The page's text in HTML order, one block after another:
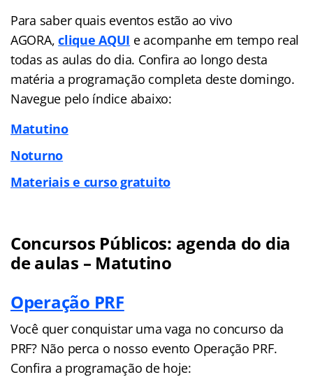
Para saber quais eventos estão ao vivo
AGORA,clique AQUI e acompanhe em tempo real
todas as aulas do dia. Confira ao longo desta
matéria a programação completa deste domingo.
Navegue pelo índice abaixo:
Matutino
Noturno
Materiais e curso gratuito
Concursos Públicos: agenda do dia
de aulas – Matutino
Operação PRF
Você quer conquistar uma vaga no concurso da
PRF? Não perca o nosso evento Operação PRF.
Confira a programação de hoje: